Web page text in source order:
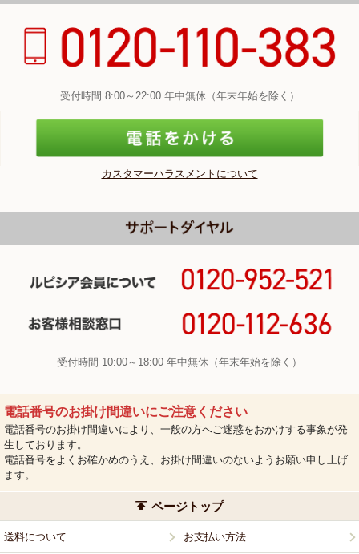
受付時間 8:00～22:00 年中無休（年末年始を除く）
カスタマーハラスメントについて
受付時間 10:00～18:00 年中無休（年末年始を除く）
電話番号のお掛け間違いにご注意ください
電話番号のお掛け間違いにより、一般の方へご迷惑をおかけする事象が発
生しております。
電話番号をよくお確かめのうえ、お掛け間違いのないようお願い申し上げ
ます。
ページトップ
送料について お支払い方法